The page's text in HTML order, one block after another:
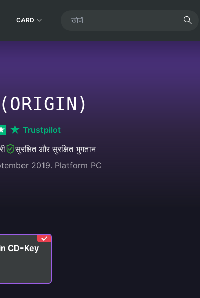
CARD
Trustpilot
सुरक्षित और सुरक्षित भुगतान
2019. Platform PC
CD-Key